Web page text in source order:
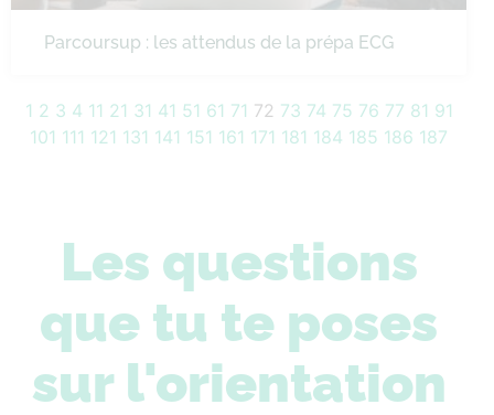
Parcoursup : les attendus de la prépa ECG
1 2 3 4 11 21 31 41 51 61 71 72 73 74 75 76 77 81 91
101 111 121 131 141 151 161 171 181 184 185 186 187
Les questions
que tu te poses
sur l'orientation